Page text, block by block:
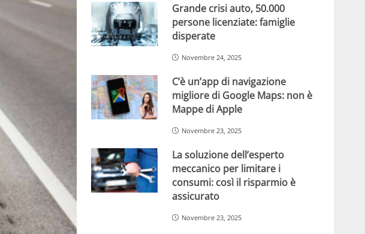
Grande crisi auto, 50.000
persone licenziate: famiglie
disperate
Novembre 24, 2025
C’è un’app di navigazione
migliore di Google Maps: non è
Mappe di Apple
Novembre 23, 2025
La soluzione dell’esperto
meccanico per limitare i
consumi: così il risparmio è
assicurato
Novembre 23, 2025